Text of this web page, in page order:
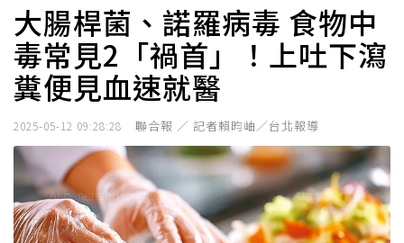
大腸桿菌、諾羅病毒 食物中
毒常見2「禍首」！上吐下瀉
糞便見血速就醫
2025-05-12 09:28:28 聯合報 ／ 記者賴昀岫／台北報導